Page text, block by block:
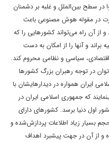
در سطح بین‌الملل و غلبه بر دشمنان
در مقوله هوش مصنوعی باعث
آن راه می‌تواند کشورهایی را که
براند و آنها را از امکان به دست
سیاسی و نظامی محروم کند.
در توجه رهبران بزرگ کشورها
ایران همواره در دیدارهایشان با
که جمهوری اسلامی ایران در
مصنوعی حداقل می‌بایست به ۱۰ کشور اول دنیا برسد. کشورهای دارای
بسیار زیاد اطلاعات پردازش‌شده و
و از آن در جهت پیشبرد اهداف